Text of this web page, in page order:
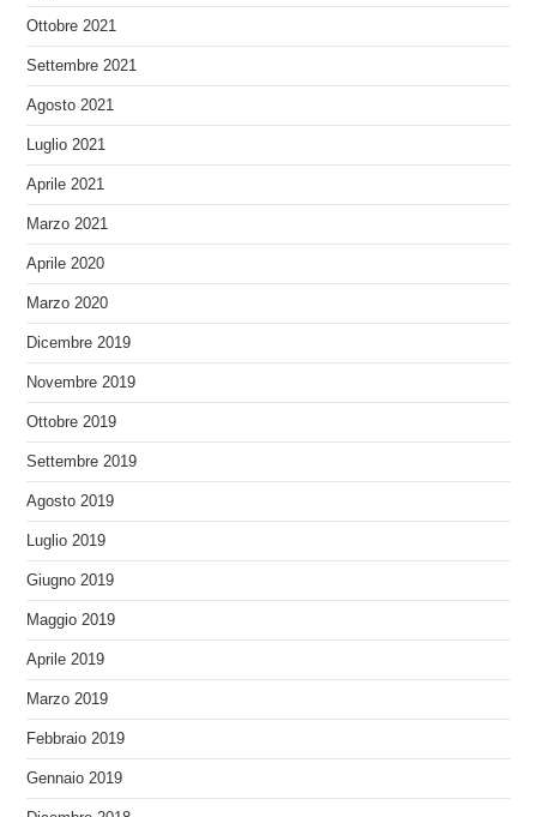
Ottobre 2021
Settembre 2021
Agosto 2021
Luglio 2021
Aprile 2021
Marzo 2021
Aprile 2020
Marzo 2020
Dicembre 2019
Novembre 2019
Ottobre 2019
Settembre 2019
Agosto 2019
Luglio 2019
Giugno 2019
Maggio 2019
Aprile 2019
Marzo 2019
Febbraio 2019
Gennaio 2019